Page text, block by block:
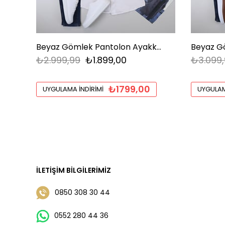
Beyaz Gömlek Pantolon Ayakkabı Kombin
₺1.899,00
₺2.999,99
UYGULAMA İNDIRIMI ₺1799,00
İLETIŞIM BILGILERIMIZ
0850 308 30 44
0552 280 44 36